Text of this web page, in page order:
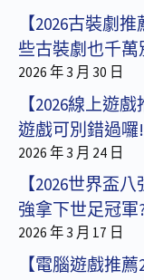
【2026古裝劇
些古裝劇也千萬
2026 年 3 月 30 日
【2026線上遊
遊戲可別錯過囉!
2026 年 3 月 24 日
【2026世界盃
強拿下世足冠軍
2026 年 3 月 17 日
【電腦遊戲推